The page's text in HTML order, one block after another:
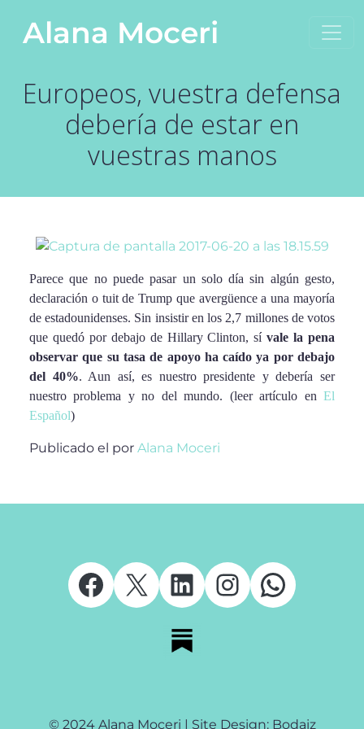
Navegación principal
Alana Moceri
Europeos, vuestra defensa
debería de estar en
vuestras manos
Parece que no puede pasar un solo día sin algún gesto,
declaración o tuit de Trump que avergüence a una mayoría
de estadounidenses. Sin insistir en los 2,7 millones de votos
que quedó por debajo de Hillary Clinton, sívale la pena
observar que su tasa de apoyo ha caído ya por debajo
del 40%. Aun así, es nuestro presidente y debería ser
nuestro problema y no del mundo. (leer artículo en El
Español)
Publicado el por Alana Moceri
Facebook
X LinkedIn
Instagram
© 2024 Alana Moceri | Site Design: Bodaiz